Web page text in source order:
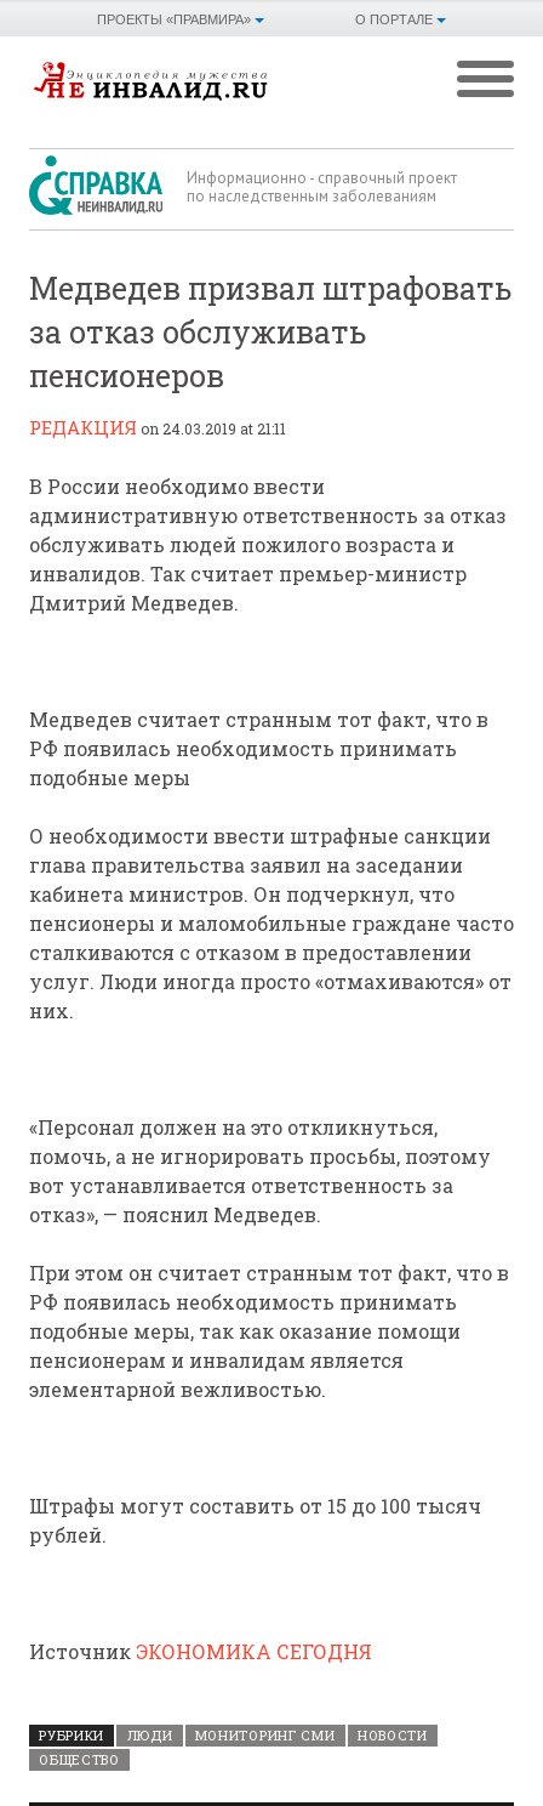
О ПОРТАЛЕ
ПРОЕКТЫ «ПРАВМИРА»
Информационно - справочный проект
по наследственным заболеваниям
Медведев призвал штрафовать
за отказ обслуживать
пенсионеров
РЕДАКЦИЯ on 24.03.2019 at 21:11
В России необходимо ввести
административную ответственность за отказ
обслуживать людей пожилого возраста и
инвалидов. Так считает премьер-министр
Дмитрий Медведев.
Медведев считает странным тот факт, что в
РФ появилась необходимость принимать
подобные меры
О необходимости ввести штрафные санкции
глава правительства заявил на заседании
кабинета министров. Он подчеркнул, что
пенсионеры и маломобильные граждане часто
сталкиваются с отказом в предоставлении
услуг. Люди иногда просто «отмахиваются» от
них.
«Персонал должен на это откликнуться,
помочь, а не игнорировать просьбы, поэтому
вот устанавливается ответственность за
отказ», — пояснил Медведев.
При этом он считает странным тот факт, что в
РФ появилась необходимость принимать
подобные меры, так как оказание помощи
пенсионерам и инвалидам является
элементарной вежливостью.
Штрафы могут составить от 15 до 100 тысяч
рублей.
Источник ЭКОНОМИКА СЕГОДНЯ
РУБРИКИ ЛЮДИ МОНИТОРИНГ СМИ
НОВОСТИ
ОБЩЕСТВО